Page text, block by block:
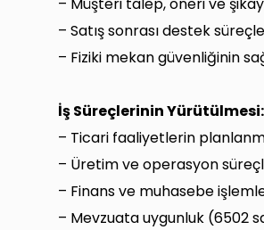
– Satış sonrası destek
– Fiziki mekan güvenliğinin
İş Süreçlerinin Yürütülmesi:
– Ticari faaliyetlerin
– Üretim ve operasyon
– Finans ve muhasebe
– Mevzuata uygunluk (6502